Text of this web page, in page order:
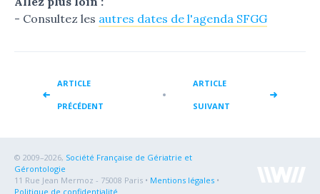
- Consultez les autres dates de l'agenda SFGG
ARTICLE
PRÉCÉDENT
ARTICLE
SUIVANT
© 2009–2026, Société Française de Gériatrie et
Gérontologie
11 Rue Jean Mermoz - 75008 Paris • Mentions légales •
Politique de confidentialité